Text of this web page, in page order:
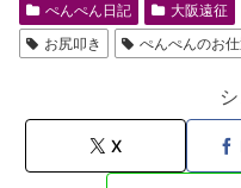
ぺんぺん日記 大阪遠征
お尻叩き
ぺんぺんのお
X